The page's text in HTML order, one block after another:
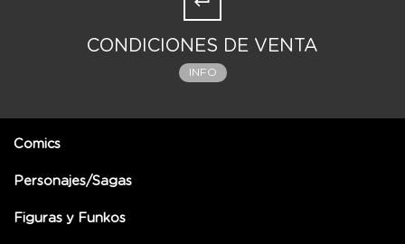
CONDICIONES DE VENTA
INFO
Comics
Personajes/Sagas
Figuras y Funkos